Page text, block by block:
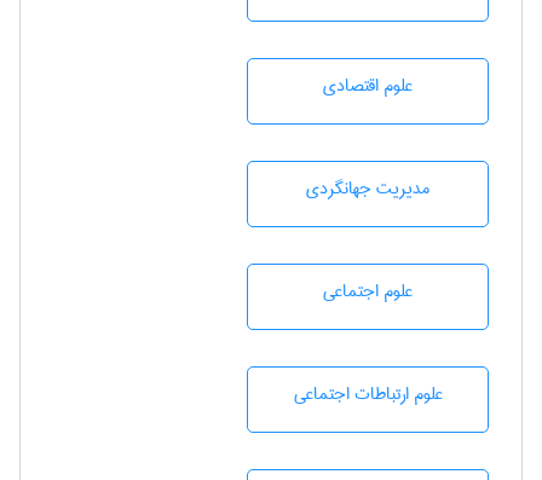
علوم اقتصادی
مديريت جهانگردی
علوم اجتماعی
علوم ارتباطات اجتماعی